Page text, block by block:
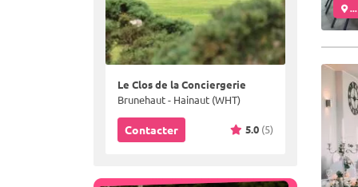
Le Clos de la Conciergerie
Brunehaut - Hainaut (WHT)
Contacter 5.0 (5)
...